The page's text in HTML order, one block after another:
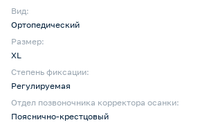
Вид:
Ортопедический
Размер:
XL
Степень фиксации:
Регулируемая
Отдел позвоночника корректора осанки:
Пояснично-крестцовый